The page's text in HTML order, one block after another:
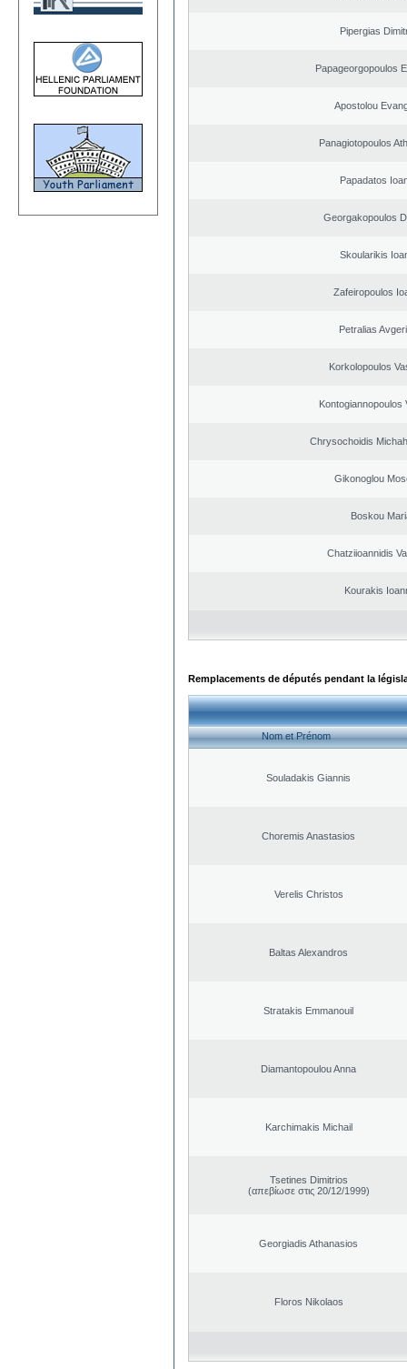
Pipergias
Papageorgopoulos
Apostolou
Panagiotopoulos
Papadatos
Georgakopoulos
Skoularikis
Zafeiropoulos
Petralias
Korkolopoulos
Kontogiannopoulos
Chrysochoidis
Gikonoglou
Boskou
Chatziioannidis
Kourakis
Remplacements de députés pendant la
Nom et Prénom
Souladakis Giannis
Choremis Anastasios
Verelis Christos
Baltas Alexandros
Stratakis Emmanouil
Diamantopoulou Anna
Karchimakis Michail
Tsetines Dimitrios
(απεβίωσε στις 20/12/1999)
Georgiadis Athanasios
Floros Nikolaos